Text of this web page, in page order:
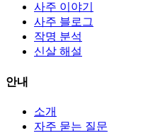
사주 이야기
사주 블로그
작명 분석
신살 해설
안내
소개
자주 묻는 질문